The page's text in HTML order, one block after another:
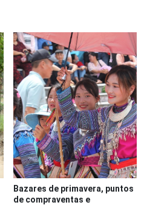
Bazares de primavera, puntos
de compraventas e